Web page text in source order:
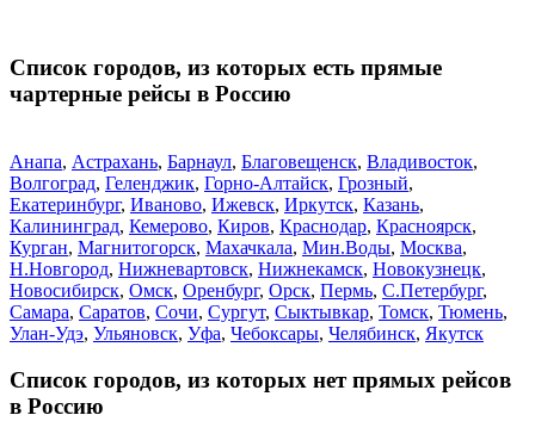
Список городов, из которых есть прямые
чартерные рейсы в Россию
Анапа, Астрахань, Барнаул, Благовещенск, Владивосток,
Волгоград, Геленджик, Горно-Алтайск, Грозный,
Екатеринбург, Иваново, Ижевск, Иркутск, Казань,
Калининград, Кемерово, Киров, Краснодар, Красноярск,
Курган, Магнитогорск, Махачкала, Мин.Воды, Москва,
Н.Новгород, Нижневартовск, Нижнекамск, Новокузнецк,
Новосибирск, Омск, Оренбург, Орск, Пермь, С.Петербург,
Самара, Саратов, Сочи, Сургут, Сыктывкар, Томск, Тюмень,
Улан-Удэ, Ульяновск, Уфа, Чебоксары, Челябинск, Якутск
Список городов, из которых нет прямых рейсов
в Россию